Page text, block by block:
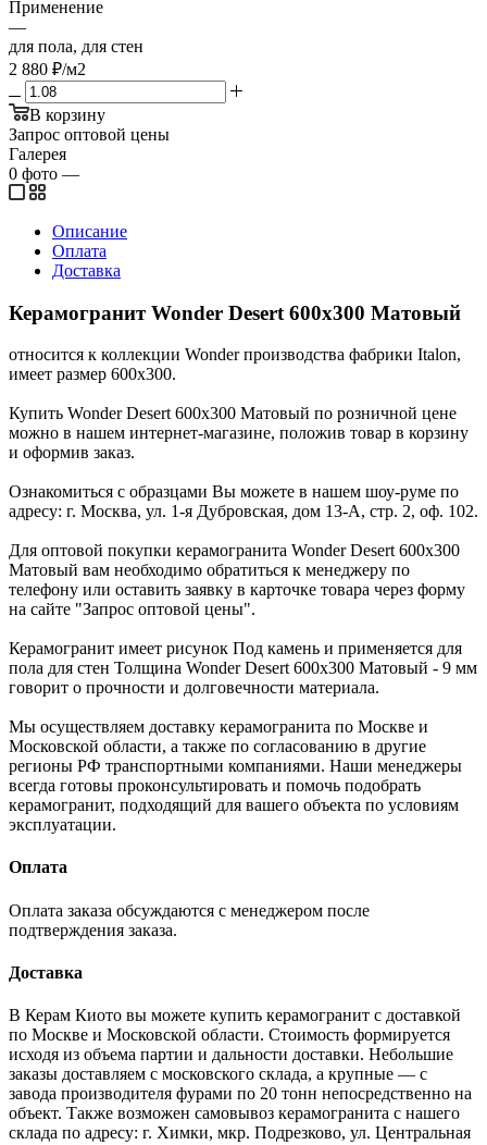
Применение
—
для пола, для стен
2 880 ₽/м2
В корзину
Запрос оптовой цены
Галерея
0 фото —
Описание
Оплата
Доставка
Керамогранит Wonder Desert 600x300 Матовый
относится к коллекции Wonder производства фабрики Italon,
имеет размер 600x300.
Купить Wonder Desert 600x300 Матовый по розничной цене
можно в нашем интернет-магазине, положив товар в корзину
и оформив заказ.
Ознакомиться с образцами Вы можете в нашем шоу-руме по
адресу: г. Москва, ул. 1-я Дубровская, дом 13-А, стр. 2, оф. 102.
Для оптовой покупки керамогранита Wonder Desert 600x300
Матовый вам необходимо обратиться к менеджеру по
телефону или оставить заявку в карточке товара через форму
на сайте "Запрос оптовой цены".
Керамогранит имеет рисунок Под камень и применяется для
пола для стен Толщина Wonder Desert 600x300 Матовый - 9 мм
говорит о прочности и долговечности материала.
Мы осуществляем доставку керамогранита по Москве и
Московской области, а также по согласованию в другие
регионы РФ транспортными компаниями. Наши менеджеры
всегда готовы проконсультировать и помочь подобрать
керамогранит, подходящий для вашего объекта по условиям
эксплуатации.
Оплата
Оплата заказа обсуждаются с менеджером после
подтверждения заказа.
Доставка
В Керам Киото вы можете купить керамогранит с доставкой
по Москве и Московской области. Стоимость формируется
исходя из объема партии и дальности доставки. Небольшие
заказы доставляем с московского склада, а крупные — с
завода производителя фурами по 20 тонн непосредственно на
объект. Также возможен самовывоз керамогранита с нашего
склада по адресу: г. Химки, мкр. Подрезково, ул. Центральная